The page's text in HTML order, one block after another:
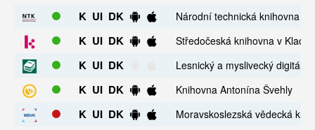
K UI DK Národní technická knihovna
K UI DK Středočeská knihovna v Kladně
K UI DK Lesnický a myslivecký digitální
K UI DK Knihovna Antonína Švehly
K UI DK Moravskoslezská vědecká